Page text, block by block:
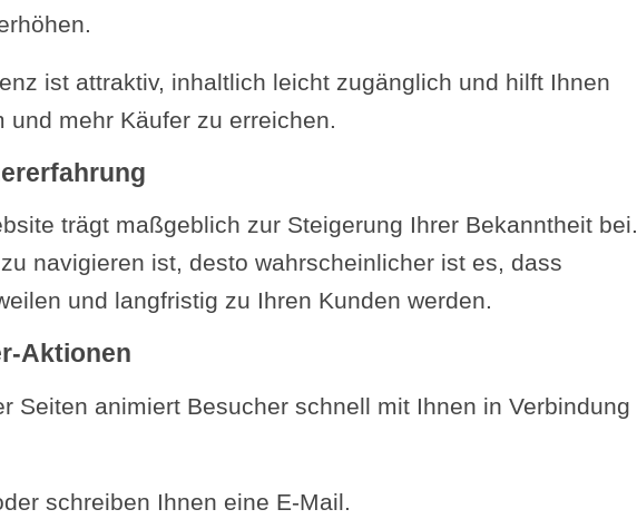
ist attraktiv, inhaltlich leicht zugänglich und hilft Ihnen
mehr Käufer zu erreichen.
trägt maßgeblich zur Steigerung Ihrer Bekanntheit bei.
navigieren ist, desto wahrscheinlicher ist es, dass
und langfristig zu Ihren Kunden werden.
Aktionen
Seiten animiert Besucher schnell mit Ihnen in Verbindung
schreiben Ihnen eine E-Mail.